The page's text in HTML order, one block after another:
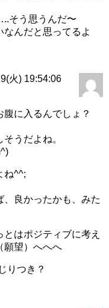
そう思うんだ〜
んだと思ってるよ
火) 19:54:06
に入るんでしょ？
うだよね。
ね^^;
良かったかも、みた
はポジティブに考え
願望）へへへ
りつき？